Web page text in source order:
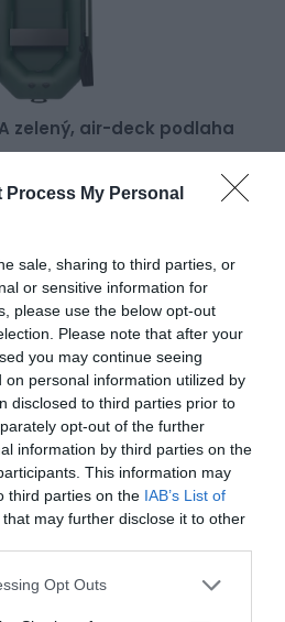
Process My Personal
sale, sharing to third parties, or
or sensitive information for
please use the below opt-out
Please note that after your
you may continue seeing
on personal information utilized by
disclosed to third parties prior to
opt-out of the further
information by third parties on the
This information may
third parties on the IAB’s List of
that may further disclose it to other
Opt Outs
zelený, air-deck podlaha
K-180F zelený